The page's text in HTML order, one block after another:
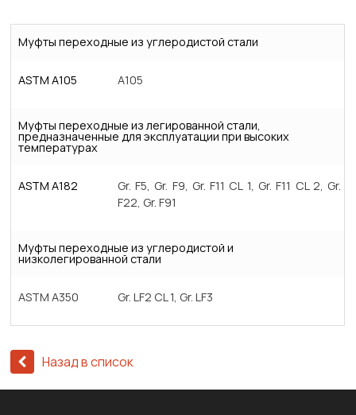
Муфты переходные из углеродистой стали
ASTM A105 A105
Муфты переходные из легированной стали,
предназначенные для эксплуатации при высоких
температурах
ASTM A182
Gr. F5, Gr. F9, Gr. F11 CL 1, Gr. F11 CL 2, Gr.
F22, Gr. F91
Муфты переходные из углеродистой и
низколегированной стали
ASTM A350 Gr. LF2 CL 1, Gr. LF3
Назад в список